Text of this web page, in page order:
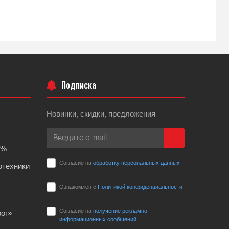
Подписка
Новинки, скидки, предложения
Согласие на обработку персональных данных
Ознакомлен с Политикой конфиденциальности
Согласие на получение рекламно-
информационных сообщений